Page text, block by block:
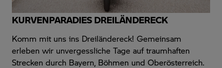
KURVENPARADIES DREILÄNDERECK
Komm mit uns ins Dreiländereck! Gemeinsam
erleben wir unvergessliche Tage auf traumhaften
Strecken durch Bayern, Böhmen und Oberösterreich.